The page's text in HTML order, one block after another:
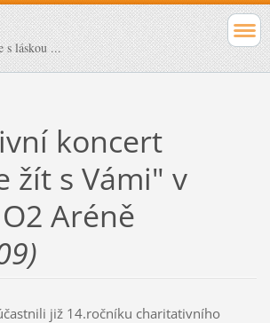
s láskou ...
koncert
žít s Vámi" v
Aréně
již 14.ročníku charitativního